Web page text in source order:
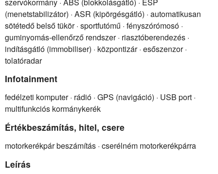
(menetstabilizátor) · ASR (kipörgésgátló) · automatikusan
sötétedő belső tükör · sportfutómű · fényszórómosó ·
guminyomás-ellenőrző rendszer · riasztóberendezés ·
indításgátló (immobiliser) · központizár · esőszenzor ·
tolatóradar
Infotainment
fedélzeti komputer · rádió · GPS (navigáció) · USB port ·
multifunkciós kormánykerék
Értékbeszámítás, hitel, csere
motorkerékpár beszámítás · cserélném motorkerékpárra
Leírás